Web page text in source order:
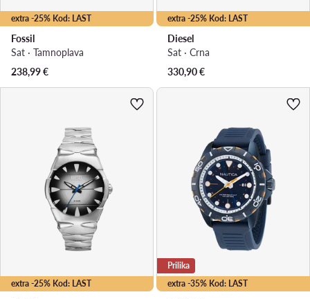
extra -25% Kod: LAST
Fossil
Sat · Tamnoplava
238,99€
extra -25% Kod: LAST
Diesel
Sat · Crna
330,90€
extra -25% Kod: LAST extra -35% Kod: LAST
Prilika